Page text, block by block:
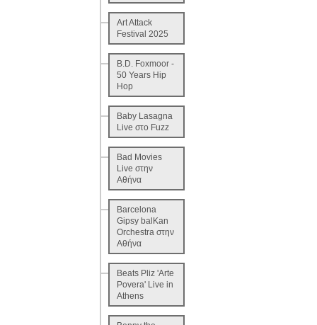
Art Attack
Festival 2025
B.D. Foxmoor -
50 Years Hip
Hop
Baby Lasagna
Live στο Fuzz
Bad Movies
Live στην
Αθήνα
Barcelona
Gipsy balKan
Orchestra στην
Αθήνα
Beats Pliz 'Arte
Povera' Live in
Athens